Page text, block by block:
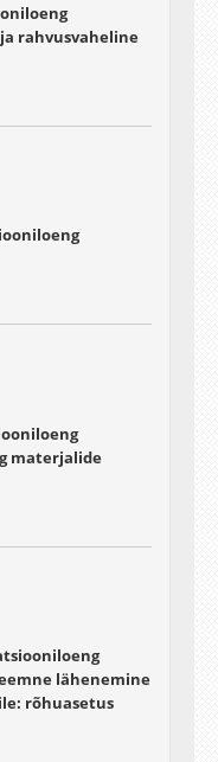
ja rahvusvaheline
materjalide
lähenemine
rõhuasetus